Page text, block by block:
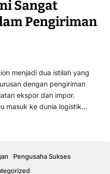
Sangat
Pengiriman
menjadi dua istilah yang
dengan pengiriman
ekspor dan impor.
masuk ke dunia logistik…
Pengusaha Sukses